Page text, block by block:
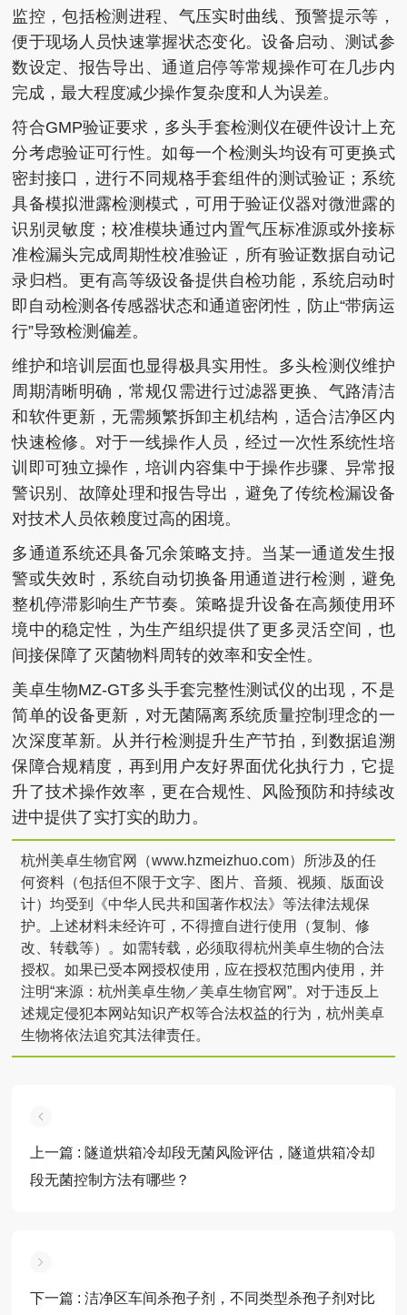
监控，包括检测进程、气压实时曲线、预警提示等，
便于现场人员快速掌握状态变化。设备启动、测试参
数设定、报告导出、通道启停等常规操作可在几步内
完成，最大程度减少操作复杂度和人为误差。
符合GMP验证要求，多头手套检测仪在硬件设计上充
分考虑验证可行性。如每一个检测头均设有可更换式
密封接口，进行不同规格手套组件的测试验证；系统
具备模拟泄露检测模式，可用于验证仪器对微泄露的
识别灵敏度；校准模块通过内置气压标准源或外接标
准检漏头完成周期性校准验证，所有验证数据自动记
录归档。更有高等级设备提供自检功能，系统启动时
即自动检测各传感器状态和通道密闭性，防止“带病运
行”导致检测偏差。
维护和培训层面也显得极具实用性。多头检测仪维护
周期清晰明确，常规仅需进行过滤器更换、气路清洁
和软件更新，无需频繁拆卸主机结构，适合洁净区内
快速检修。对于一线操作人员，经过一次性系统性培
训即可独立操作，培训内容集中于操作步骤、异常报
警识别、故障处理和报告导出，避免了传统检漏设备
对技术人员依赖度过高的困境。
多通道系统还具备冗余策略支持。当某一通道发生报
警或失效时，系统自动切换备用通道进行检测，避免
整机停滞影响生产节奏。策略提升设备在高频使用环
境中的稳定性，为生产组织提供了更多灵活空间，也
间接保障了灭菌物料周转的效率和安全性。
美卓生物MZ-GT多头手套完整性测试仪的出现，不是
简单的设备更新，对无菌隔离系统质量控制理念的一
次深度革新。从并行检测提升生产节拍，到数据追溯
保障合规精度，再到用户友好界面优化执行力，它提
升了技术操作效率，更在合规性、风险预防和持续改
进中提供了实打实的助力。
杭州美卓生物官网（www.hzmeizhuo.com）所涉及的任
何资料（包括但不限于文字、图片、音频、视频、版面设
计）均受到《中华人民共和国著作权法》等法律法规保
护。上述材料未经许可，不得擅自进行使用（复制、修
改、转载等）。如需转载，必须取得杭州美卓生物的合法
授权。如果已受本网授权使用，应在授权范围内使用，并
注明“来源：杭州美卓生物／美卓生物官网”。对于违反上
述规定侵犯本网站知识产权等合法权益的行为，杭州美卓
生物将依法追究其法律责任。
上一篇 : 隧道烘箱冷却段无菌风险评估，隧道烘箱冷却
段无菌控制方法有哪些？
下一篇 : 洁净区车间杀孢子剂，不同类型杀孢子剂对比